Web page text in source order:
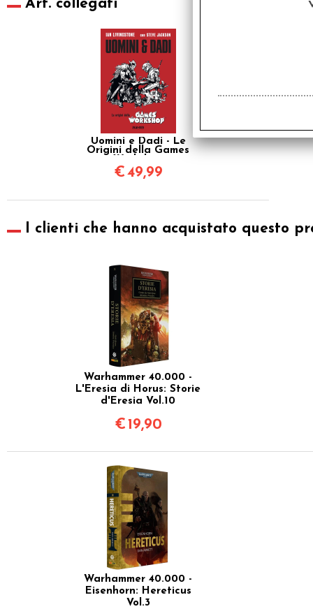
Art. collegati
Uomini e Dadi - Le
Origini della Games
€49,99
I clienti che hanno acquistato questo
Warhammer 40.000 -
L'Eresia di Horus: Storie
d'Eresia Vol.10
€ 19,90
Warhammer 40.000 -
Eisenhorn: Hereticus
Vol.3